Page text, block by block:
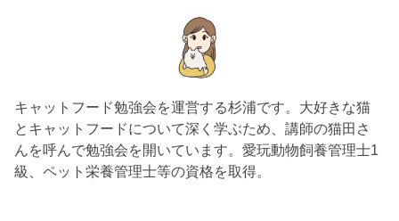
キャットフード勉強会を運営する杉浦です。大好きな猫
とキャットフードについて深く学ぶため、講師の猫田さ
んを呼んで勉強会を開いています。愛玩動物飼養管理士1
級、ペット栄養管理士等の資格を取得。